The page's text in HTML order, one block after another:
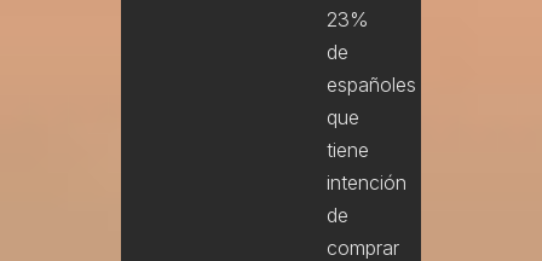
23%
de
españoles
que
tiene
intención
de
comprar